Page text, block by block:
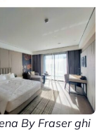
By Fraser ghi